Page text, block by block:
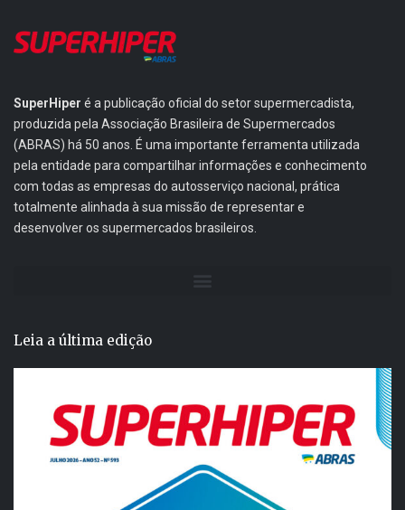
SuperHiper é a publicação oficial do setor supermercadista,
produzida pela Associação Brasileira de Supermercados
(ABRAS) há 50 anos. É uma importante ferramenta utilizada
pela entidade para compartilhar informações e conhecimento
com todas as empresas do autosserviço nacional, prática
totalmente alinhada à sua missão de representar e
desenvolver os supermercados brasileiros.
Leia a última edição